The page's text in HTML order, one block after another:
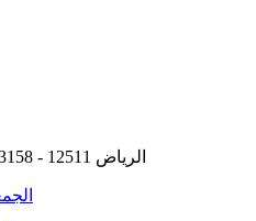
الرياض 12511 - 3158 المملكة العربية السعودية